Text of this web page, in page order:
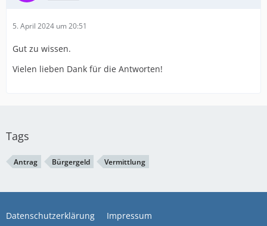
5. April 2024 um 20:51
Gut zu wissen.
Vielen lieben Dank für die Antworten!
Tags
Antrag Bürgergeld Vermittlung
Datenschutzerklärung Impressum